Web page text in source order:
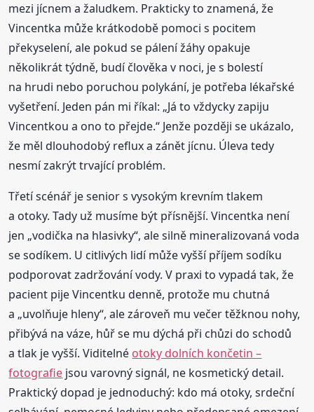
mezi jícnem a žaludkem. Prakticky to znamená, že
Vincentka může krátkodobě pomoci s pocitem
překyselení, ale pokud se pálení žáhy opakuje
několikrát týdně, budí člověka v noci, je s bolestí
na hrudi nebo poruchou polykání, je potřeba lékařské
vyšetření. Jeden pán mi říkal: „Já to vždycky zapiju
Vincentkou a ono to přejde.“ Jenže později se ukázalo,
že měl dlouhodobý reflux a zánět jícnu. Úleva tedy
nesmí zakrýt trvající problém.
Třetí scénář je senior s vysokým krevním tlakem
a otoky. Tady už musíme být přísnější. Vincentka není
jen „vodička na hlasivky“, ale silně mineralizovaná voda
se sodíkem. U citlivých lidí může vyšší příjem sodíku
podporovat zadržování vody. V praxi to vypadá tak, že
pacient pije Vincentku denně, protože mu chutná
a „uvolňuje hleny“, ale zároveň mu večer těžknou nohy,
přibývá na váze, hůř se mu dýchá při chůzi do schodů
a tlak je vyšší. Viditelné otoky dolních končetin –
fotografie jsou varovný signál, ne kosmetický detail.
Praktický dopad je jednoduchý: kdo má otoky, srdeční